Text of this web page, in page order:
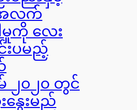
အလက်
မှုကို လေး
းပမည့်
၂၀၂၀ တွင်
ေးမည်